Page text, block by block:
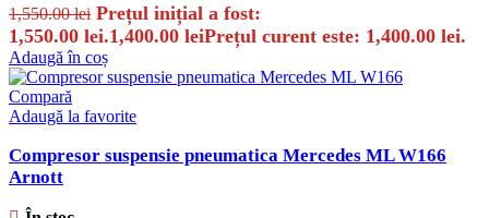
1,550.00lei Prețul inițial a fost:
1,550.00 lei.1,400.00 leiPrețul curent este: 1,400.00 lei.
Adaugă în coș
Compară
Adaugă la favorite
Compresor suspensie pneumatica Mercedes ML W166
Arnott